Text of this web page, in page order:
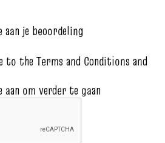
je beoordeling
to the Terms and Conditions and
om verder te gaan